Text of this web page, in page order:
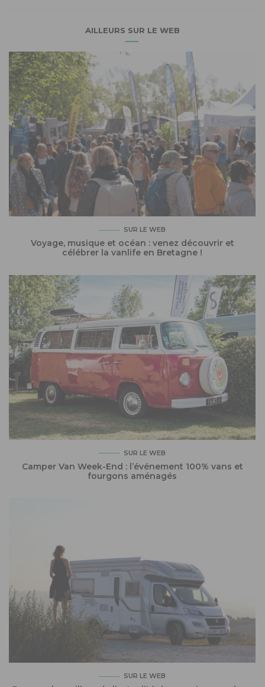
AILLEURS SUR LE WEB
SUR LE WEB
Voyage, musique et océan : venez découvrir et
célébrer la vanlife en Bretagne !
SUR LE WEB
Camper Van Week-End : l’événement 100% vans et
fourgons aménagés
SUR LE WEB